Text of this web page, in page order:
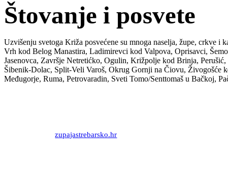
Štovanje i posvete
Uzvišenju svetoga Križa posvećene su mnoga naselja, župe, crkve
Vrh kod Belog Manastira, Ladimirevci kod Valpova, Oprisavci,
Jasenovca, Završje Netretićko, Ogulin, Križpolje kod Brinja,
Šibenik-Dolac, Split-Veli Varoš, Okrug Gornji na Čiovu, Živogošće
Međugorje, Ruma, Petrovaradin, Sveti Tomo/Senttomaš u Bačkoj,
Izvor:zupajastrebarsko.hr